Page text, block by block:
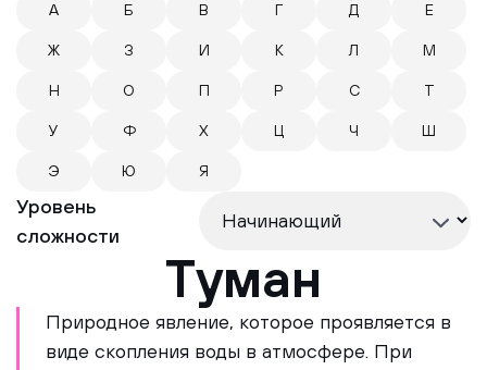
А Б В Г Д Е
Ж З И К Л М
Н О П Р С Т
У Ф Х Ц Ч Ш
Э Ю Я
Уровень
сложности
Туман
Природное явление, которое проявляется в
виде скопления воды в атмосфере. При